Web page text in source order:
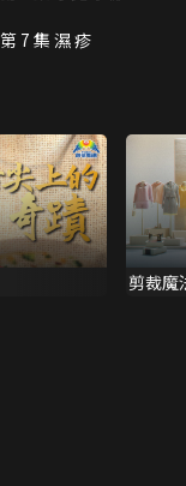
第 7 集 濕 疹
剪裁魔